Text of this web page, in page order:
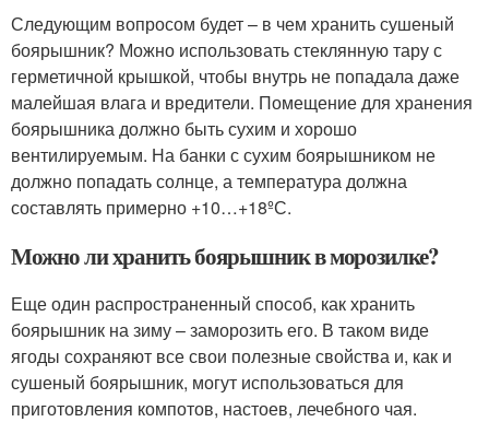
Следующим вопросом будет – в чем хранить сушеный
боярышник? Можно использовать стеклянную тару с
герметичной крышкой, чтобы внутрь не попадала даже
малейшая влага и вредители. Помещение для хранения
боярышника должно быть сухим и хорошо
вентилируемым. На банки с сухим боярышником не
должно попадать солнце, а температура должна
составлять примерно +10…+18ºС.
Можно ли хранить боярышник в морозилке?
Еще один распространенный способ, как хранить
боярышник на зиму – заморозить его. В таком виде
ягоды сохраняют все свои полезные свойства и, как и
сушеный боярышник, могут использоваться для
приготовления компотов, настоев, лечебного чая.